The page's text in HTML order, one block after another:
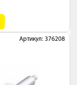
Артикул: 376208